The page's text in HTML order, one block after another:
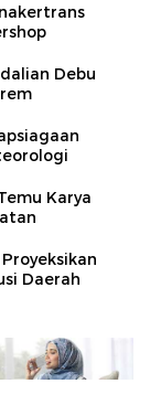
Debu
Karya
Daerah